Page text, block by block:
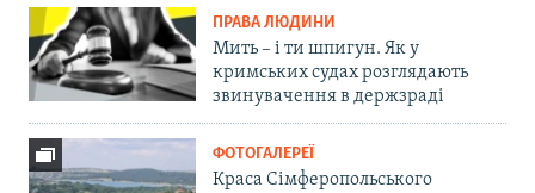
ПРАВА ЛЮДИНИ
Мить – і ти шпигун. Як у
кримських судах розглядають
звинувачення в держзраді
ФОТОГАЛЕРЕЇ
Краса Сімферопольського